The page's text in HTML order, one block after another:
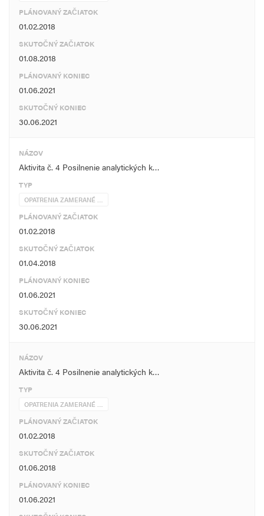
PLÁNOVANÝ ZAČIATOK
01.02.2018
SKUTOČNÝ ZAČIATOK
01.08.2018
PLÁNOVANÝ KONIEC
01.06.2021
SKUTOČNÝ KONIEC
30.06.2021
NÁZOV
Aktivita č. 4 Posilnenie analytických k…
TYP
OPATRENIA ZAMERANÉ …
PLÁNOVANÝ ZAČIATOK
01.02.2018
SKUTOČNÝ ZAČIATOK
01.04.2018
PLÁNOVANÝ KONIEC
01.06.2021
SKUTOČNÝ KONIEC
30.06.2021
NÁZOV
Aktivita č. 4 Posilnenie analytických k…
TYP
OPATRENIA ZAMERANÉ …
PLÁNOVANÝ ZAČIATOK
01.02.2018
SKUTOČNÝ ZAČIATOK
01.06.2018
PLÁNOVANÝ KONIEC
01.06.2021